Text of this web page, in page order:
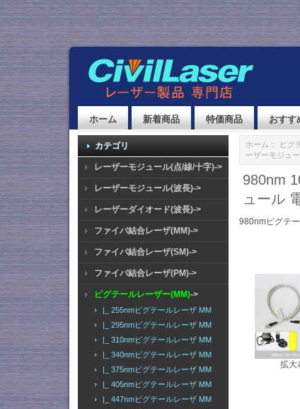
ホーム 新着商品 特価商品 おすす
カテゴリ
レーザーモジュール(点/線/十字)->
レーザーモジュール(波長)->
レーザーダイオード(波長)->
ファイバ結合レーザ(MM)->
ファイバ結合レーザ(SM)->
ファイバ結合レーザ(PM)->
ピグテールレーザー(MM)->
|_ 255nmピグテールレーザ MM
|_ 295nmピグテールレーザ MM
|_ 310nmピグテールレーザ MM
|_ 340nmピグテールレーザ MM
|_ 375nmピグテールレーザ MM
|_ 405nmピグテールレーザ MM
|_ 447nmピグテールレーザ MM
ホーム :: ピグ
ーザーモジュ
980nm
ュール
980nmピグテ
拡大